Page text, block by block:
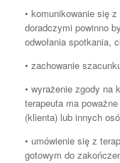
• komunikowanie się
doradczymi powinno
odwołania spotkania,
• zachowanie
• wyrażenie zgody na
terapeuta ma
(klienta) lub innych
• umówienie się z
gotowym do